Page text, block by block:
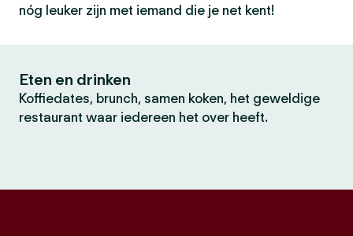
nóg leuker zijn met iemand die je net kent!
Eten en drinken
Koffiedates, brunch, samen koken, het geweldige
restaurant waar iedereen het over heeft.